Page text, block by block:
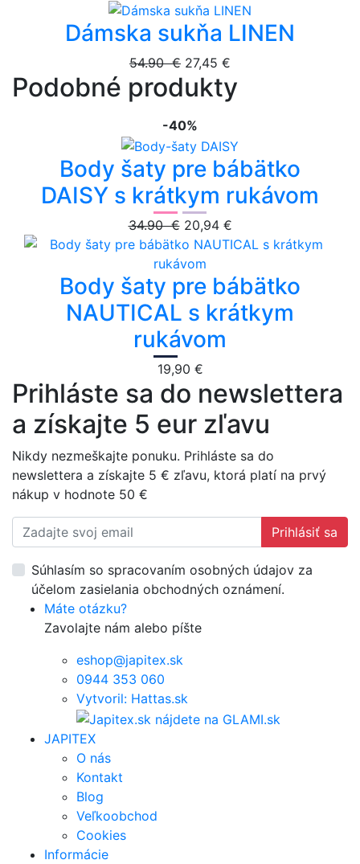
Dámska sukňa LINEN
54.90 € 27,45 €
Podobné produkty
-40%
Body šaty pre bábätko
DAISY s krátkym rukávom
34.90 € 20,94 €
Body šaty pre bábätko
NAUTICAL s krátkym
rukávom
19,90 €
Prihláste sa do newslettera
a získajte 5 eur zľavu
Nikdy nezmeškajte ponuku. Prihláste sa do
newslettera a získajte 5 € zľavu, ktorá platí na prvý
nákup v hodnote 50 €
Prihlásiť sa
Súhlasím so spracovaním osobných údajov za
účelom zasielania obchodných oznámení.
Máte otázku?
Zavolajte nám alebo píšte
eshop@japitex.sk
0944 353 060
Vytvoril: Hattas.sk
JAPITEX
O nás
Kontakt
Blog
Veľkoobchod
Cookies
Informácie